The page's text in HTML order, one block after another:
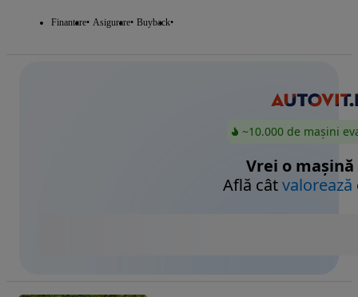
Finantare Asigurare Buyback
~10.000 de mașini
Vrei o mașină
Află câtvalorează